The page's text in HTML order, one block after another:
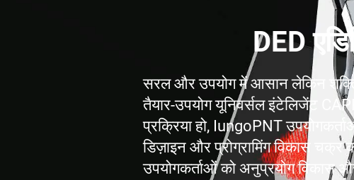
DED
सरल और उपयोग में आसान लेकिन
तैयार-उपयोग यूनिवर्सल इंटेलिजेंट
प्रक्रिया हो, IungoPNT
डिज़ाइन और प्रोग्रामिंग विकास
उपयोगकर्ताओं को अनुप्रयोग विकास